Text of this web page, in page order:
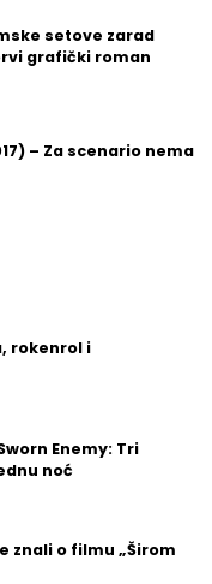
setove zarad
grafički roman
– Za scenario nema
rokenrol i
Enemy: Tri
noć
znali o filmu „Širom